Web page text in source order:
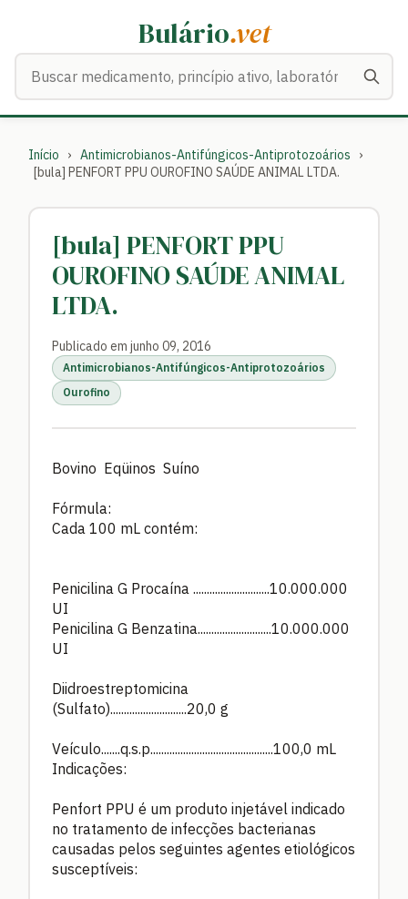
Bulário.vet
Início › Antimicrobianos-Antifúngicos-Antiprotozoários
›
[bula] PENFORT PPU OUROFINO SAÚDE ANIMAL LTDA.
[bula] PENFORT PPU
OUROFINO SAÚDE ANIMAL
LTDA.
Publicado em junho 09, 2016
Antimicrobianos-Antifúngicos-Antiprotozoários
Ourofino
Bovino Eqüinos Suíno
Fórmula:
Cada 100 mL contém:
Penicilina G Procaína ............................10.000.000
UI
Penicilina G Benzatina...........................10.000.000
UI
Diidroestreptomicina
(Sulfato)............................20,0 g
Veículo.......q.s.p.............................................100,0 mL
Indicações:
Penfort PPU é um produto injetável indicado
no tratamento de infecções bacterianas
causadas pelos seguintes agentes etiológicos
susceptíveis: